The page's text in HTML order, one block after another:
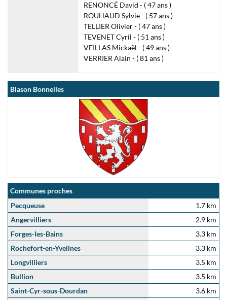
RENONCÉ David - ( 47 ans )
ROUHAUD Sylvie - ( 57 ans )
TELLIER Olivier - ( 47 ans )
TEVENET Cyril - ( 51 ans )
VEILLAS Mickaël - ( 49 ans )
VERRIER Alain - ( 81 ans )
Blason Bonnelles
Communes proches
Pecqueuse
1.7 km
Angervilliers
2.9 km
Forges-les-Bains
3.3 km
Rochefort-en-Yvelines
3.3 km
Longvilliers
3.5 km
Bullion
3.5 km
Saint-Cyr-sous-Dourdan
3.6 km